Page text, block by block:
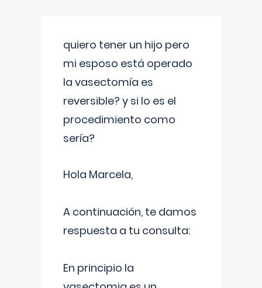
quiero tener un hijo pero
mi esposo está operado
la vasectomía es
reversible? y si lo es el
procedimiento como
sería?
Hola Marcela,
A continuación, te damos
respuesta a tu consulta:
En principio la